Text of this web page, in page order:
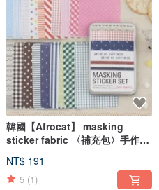
韓國【Afrocat】 masking
sticker fabric 〈補充包〉手作裝
NT$ 191
5 (1)